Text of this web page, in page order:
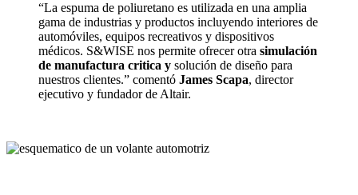
“La espuma de poliuretano es utilizada en una amplia
gama de industrias y productos incluyendo interiores de
automóviles, equipos recreativos y dispositivos
médicos. S&WISE nos permite ofrecer otra simulación
de manufactura critica y solución de diseño para
nuestros clientes.” comentó James Scapa, director
ejecutivo y fundador de Altair.